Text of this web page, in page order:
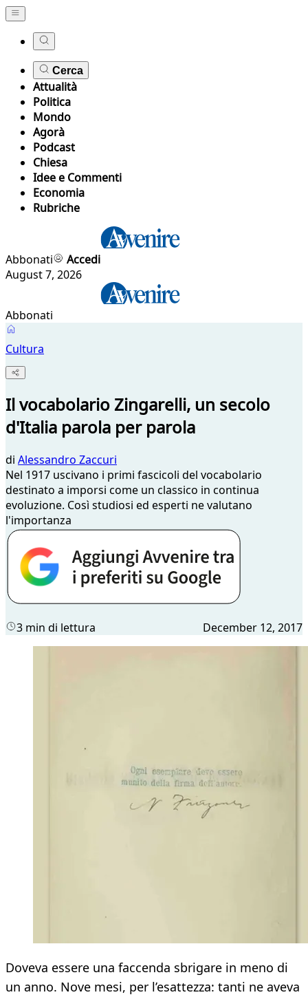
Cerca
Attualità
Politica
Mondo
Agorà
Podcast
Chiesa
Idee e Commenti
Economia
Rubriche
Abbonati
Accedi
August 7, 2026
Abbonati
Cultura
Il vocabolario Zingarelli, un secolo
d'Italia parola per parola
di Alessandro Zaccuri
Nel 1917 uscivano i primi fascicoli del vocabolario
destinato a imporsi come un classico in continua
evoluzione. Così studiosi ed esperti ne valutano
l'importanza
3 min di lettura December 12, 2017
Doveva essere una faccenda sbrigare in meno di
un anno. Nove mesi, per l’esattezza: tanti ne aveva